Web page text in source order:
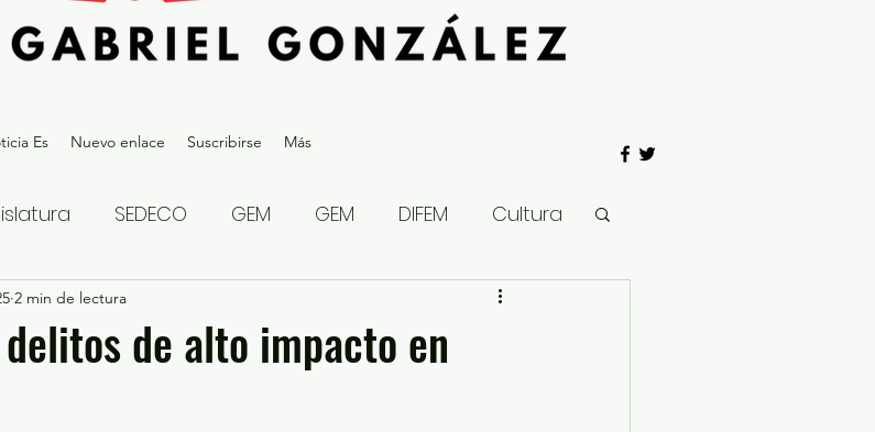
Es Nuevo enlace Suscribirse Más
SEDECO GEM GEM DIFEM Cultura
Edoméx 2023
de alto impacto en
2 min de lectura